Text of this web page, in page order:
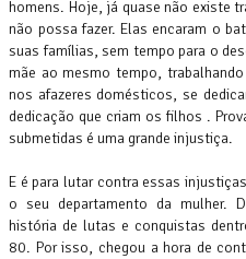
homens. Hoje, já quase não existe
não possa fazer. Elas encaram o
suas famílias, sem tempo para o
mãe ao mesmo tempo,
nos afazeres domésticos, se
dedicação que criam os filhos .
submetidas é uma grande injustiça.
E é para lutar contra essas
o seu departamento da mulher.
história de lutas e conquistas
80. Por isso, chegou a hora de